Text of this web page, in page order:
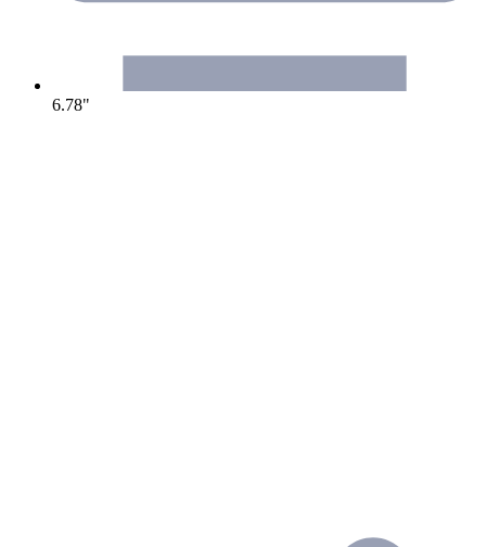
6.78"